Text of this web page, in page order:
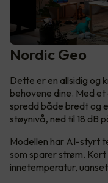
Nordic Geo
Dette er en allsidig og
behovene dine. Med
spredd både bredt og
støynivå, ned til 18 dB
Modellen har AI-styrt
som sparer strøm.
innetemperatur,